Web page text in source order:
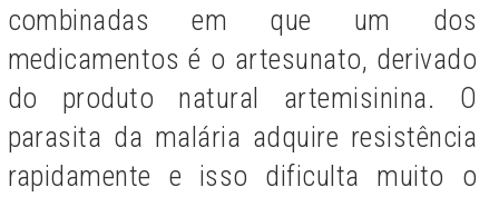
combinadas em que um dos
medicamentos é o artesunato, derivado
do produto natural artemisinina. O
parasita da malária adquire resistência
rapidamente e isso dificulta muito o